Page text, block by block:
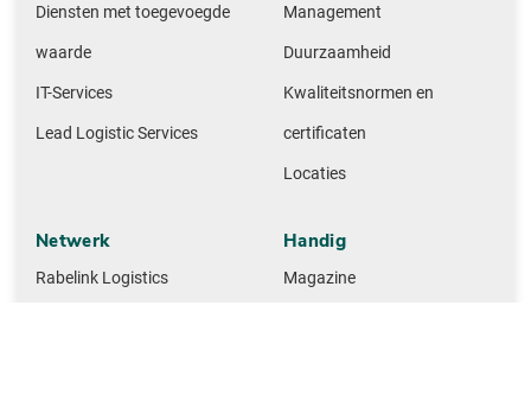
Diensten met toegevoegde
waarde
IT-Services
Lead Logistic Services
Management
Duurzaamheid
Kwaliteitsnormen en
certificaten
Locaties
Netwerk
Rabelink Logistics
Handig
Magazine